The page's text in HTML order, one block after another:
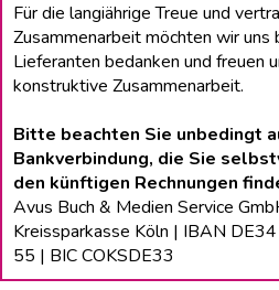
Für die langiährige Treue und
Zusammenarbeit möchten wir uns
Lieferanten bedanken und freuen
konstruktive Zusammenarbeit.
Bitte beachten Sie unbedingt
Bankverbindung, die Sie
den künftigen Rechnungen
Avus Buch & Medien Service
Kreissparkasse Köln | IBAN
55 | BIC COKSDE33